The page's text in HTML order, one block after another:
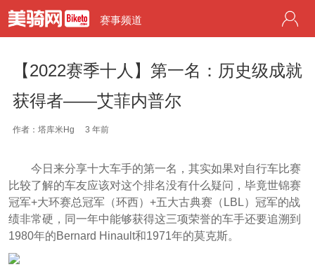
赛事频道
【2022赛季十人】第一名：历史级成就
获得者——艾菲内普尔
作者：塔库米Hg 3 年前
今日来分享十大车手的第一名，其实如果对自行车比赛
比较了解的车友应该对这个排名没有什么疑问，毕竟世锦赛
冠军+大环赛总冠军（环西）+五大古典赛（LBL）冠军的战
绩非常硬，同一年中能够获得这三项荣誉的车手还要追溯到
1980年的Bernard Hinault和1971年的莫克斯。